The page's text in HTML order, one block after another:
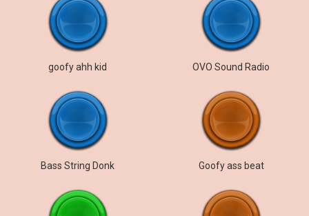
goofy ahh kid OVO Sound Radio
Bass String Donk Goofy ass beat